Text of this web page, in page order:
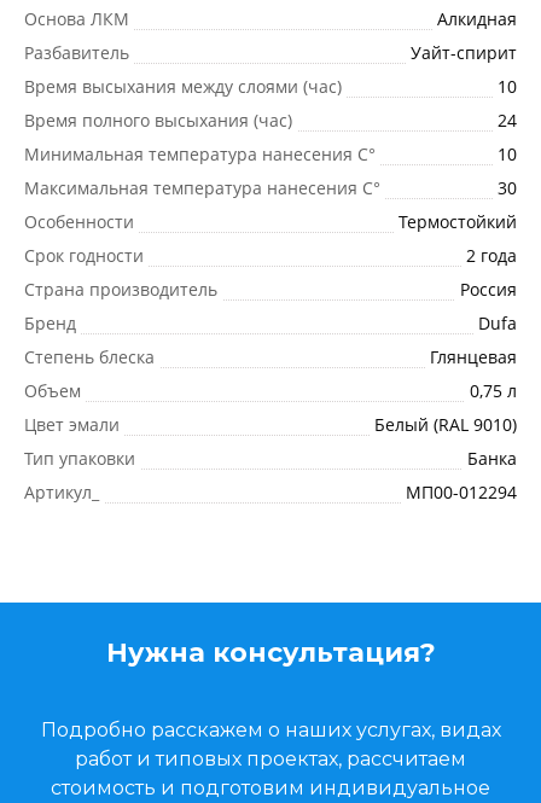
Основа ЛКМ
Алкидная
Разбавитель
Уайт-спирит
Время высыхания между слоями (час)
10
Время полного высыхания (час)
24
Минимальная температура нанесения C°
10
Максимальная температура нанесения C°
30
Особенности
Термостойкий
Срок годности
2 года
Страна производитель
Россия
Бренд
Dufa
Степень блеска
Глянцевая
Объем
0,75 л
Цвет эмали
Белый (RAL 9010)
Тип упаковки
Банка
Артикул_
МП00-012294
Нужна консультация?
Подробно расскажем о наших услугах, видах
работ и типовых проектах, рассчитаем
стоимость и подготовим индивидуальное